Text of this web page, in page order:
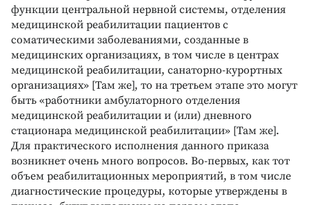
функции центральной нервной системы, отделения
медицинской реабилитации пациентов с
соматическими заболеваниями, созданные в
медицинских организациях, в том числе в центрах
медицинской реабилитации, санаторно-курортных
организациях» [Там же], то на третьем этапе это могут
быть «работники амбулаторного отделения
медицинской реабилитации и (или) дневного
стационара медицинской реабилитации» [Там же].
Для практического исполнения данного приказа
возникнет очень много вопросов. Во-первых, как тот
объем реабилитационных мероприятий, в том числе
диагностические процедуры, которые утверждены в